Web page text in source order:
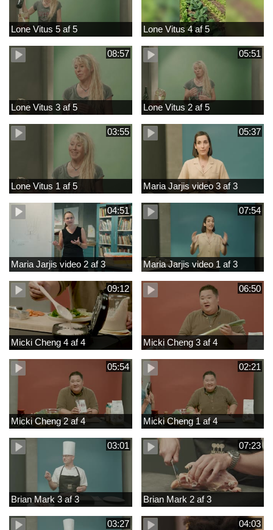
Lone Vitus 5 af 5 Lone Vitus 4 af 5
08:57
Lone Vitus 3 af 5
05:51
Lone Vitus 2 af 5
03:55
Lone Vitus 1 af 5
05:37
Maria Jarjis video 3 af 3
04:51
Maria Jarjis video 2 af 3
07:54
Maria Jarjis video 1 af 3
09:12
Micki Cheng 4 af 4
06:50
Micki Cheng 3 af 4
05:54
Micki Cheng 2 af 4
02:21
Micki Cheng 1 af 4
03:01
Brian Mark 3 af 3
07:23
Brian Mark 2 af 3
03:27 04:03